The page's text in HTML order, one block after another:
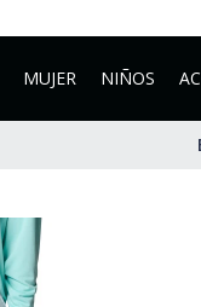
MUJER NIÑOS